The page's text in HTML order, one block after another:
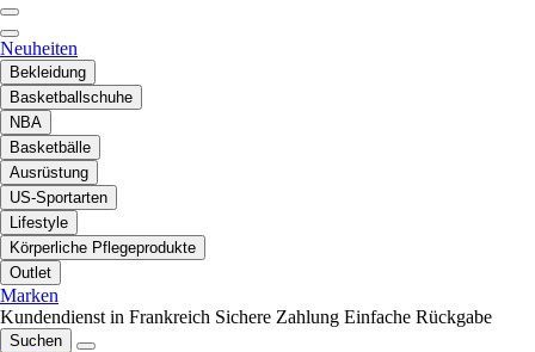
Neuheiten
Bekleidung
Basketballschuhe
NBA
Basketbälle
Ausrüstung
US-Sportarten
Lifestyle
Körperliche Pflegeprodukte
Outlet
Marken
Kundendienst in Frankreich Sichere Zahlung Einfache Rückgabe
Suchen